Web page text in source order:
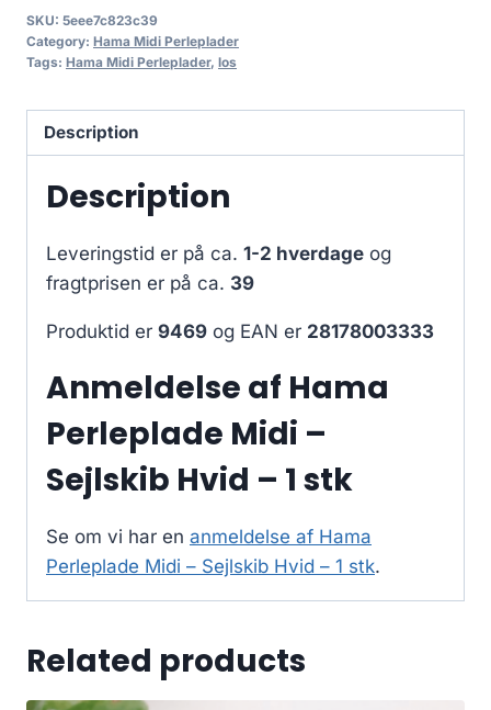
SKU: 5eee7c823c39
Category: Hama Midi Perleplader
Tags: Hama Midi Perleplader, los
Description
Description
Leveringstid er på ca. 1-2 hverdage og
fragtprisen er på ca. 39
Produktid er 9469 og EAN er 28178003333
Anmeldelse af Hama
Perleplade Midi –
Sejlskib Hvid – 1 stk
Se om vi har en anmeldelse af Hama
Perleplade Midi – Sejlskib Hvid – 1 stk.
Related products